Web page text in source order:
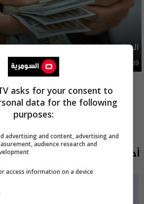
الدولار يواصل الارتفاع امام الدينار
22.5% 09:50 | 2026-08-09
المزيد
أحدث الحلقات
asks for your consent to
data for the following
purposes:
advertising and content, advertising and
audience research and
access information on a device